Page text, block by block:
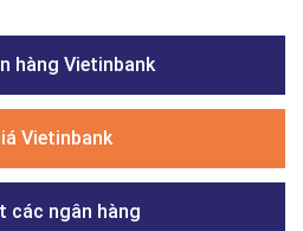
hàng Vietinbank
Vietinbank
các ngân hàng